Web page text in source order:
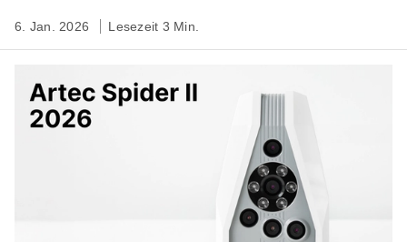
6. Jan. 2026 Lesezeit 3 Min.